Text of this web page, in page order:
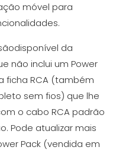
móvel para
disponível da
não inclui um Power
ficha RCA (também
sem fios) que lhe
o cabo RCA padrão
Pode atualizar mais
Pack (vendida em